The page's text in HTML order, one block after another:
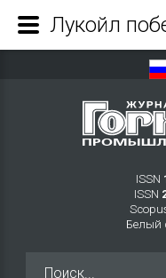
ISSN
ISSN
Белый